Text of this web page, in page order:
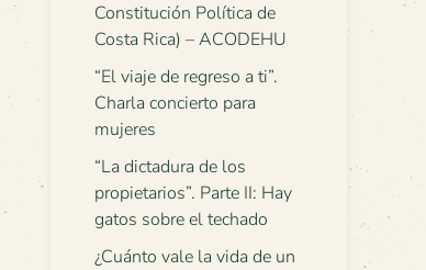
Constitución Política de
Costa Rica) – ACODEHU
“El viaje de regreso a ti”.
Charla concierto para
mujeres
“La dictadura de los
propietarios”. Parte II: Hay
gatos sobre el techado
¿Cuánto vale la vida de un